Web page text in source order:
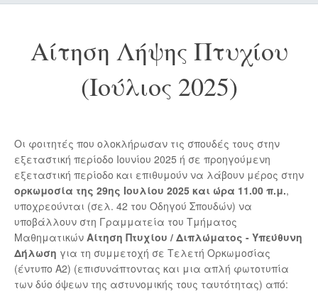
Αίτηση Λήψης Πτυχίου
(Ιούλιος 2025)
Οι φοιτητές που ολοκλήρωσαν τις σπουδές τους στην
εξεταστική περίοδο Ιουνίου 2025 ή σε προηγούμενη
εξεταστική περίοδο και επιθυμούν να λάβουν μέρος στην
ορκωμοσία της 29ης Ιουλίου 2025 και ώρα 11.00 π.μ.,
υποχρεούνται (σελ. 42 του Οδηγού Σπουδών) να
υποβάλλουν στη Γραμματεία του Τμήματος
Μαθηματικών Αίτηση Πτυχίου / Διπλώματος - Υπεύθυνη
Δήλωση για τη συμμετοχή σε Τελετή Ορκωμοσίας
(έντυπο Α2) (επισυνάπτοντας και μια απλή φωτοτυπία
των δύο όψεων της αστυνομικής τους ταυτότητας) από: